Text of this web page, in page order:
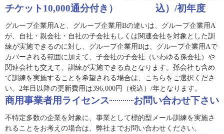
チケット10,000通分付き）
込）/初年度
グループ企業用Aと、グループ企業用Bの違いは、グループ企業用A
が、自社・親会社・自社の子会社もしくは関連会社を対象とした訓
練が実施できるのに対し、グループ企業用Bは、グループ企業用Aで
カバーされる範囲に加えて、子会社の子会社（いわゆる孫会社）や
関連会社も交えて、訓練が実施できる点となります。孫会社も含め
て訓練を実施することを希望される場合は、こちらをご選択くださ
い。2年目以降の更新費用は396,000円（税込）/年となります。
商用事業者用ライセンス お問い合わせ下さい
不特定多数の企業を対象に、事業として標的型メール訓練を実施さ
れることをお考えの場合は、弊社までお問い合わせください。